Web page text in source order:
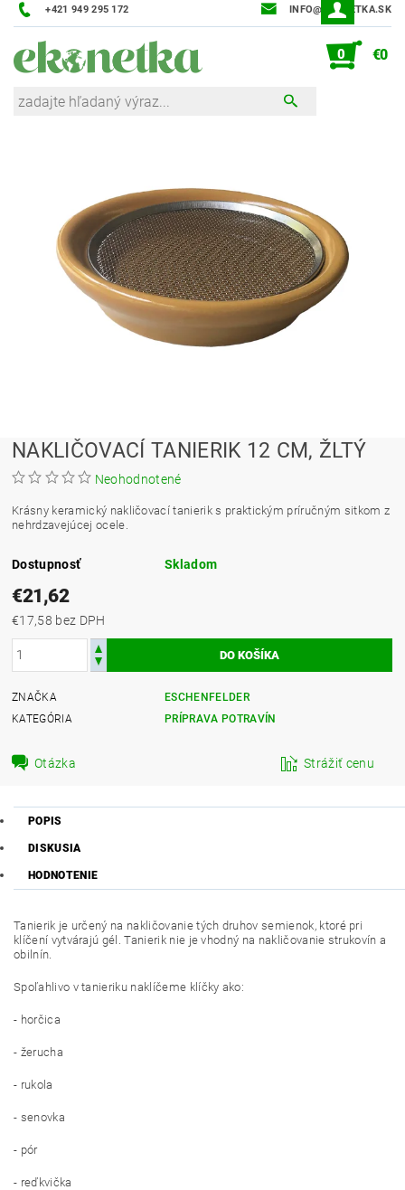
+421 949 295 172 INFO@EKONETKA.SK
0 €0
NAKLIČOVACÍ TANIERIK 12 CM, ŽLTÝ
Neohodnotené
Krásny keramický nakličovací tanierik s praktickým príručným sitkom z
nehrdzavejúcej ocele.
Dostupnosť Skladom
€21,62
€17,58 bez DPH
ZNAČKA
ESCHENFELDER
KATEGÓRIA
PRÍPRAVA POTRAVÍN
Otázka Strážiť cenu
POPIS
DISKUSIA
HODNOTENIE
Tanierik je určený na nakličovanie tých druhov semienok, ktoré pri
klíčení vytvárajú gél. Tanierik nie je vhodný na nakličovanie strukovín a
obilnín.
Spoľahlivo v tanieriku naklíčeme klíčky ako:
- horčica
- žerucha
- rukola
- senovka
- pór
- reďkvička